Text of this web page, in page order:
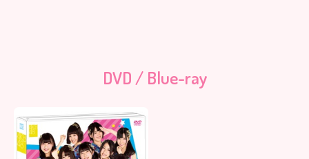
DVD / Blue-ray